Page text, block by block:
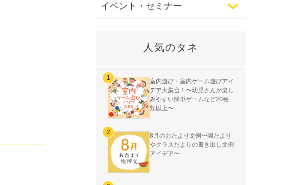
イベント・セミナー
人気のタネ
室内遊び・室内ゲーム遊びアイ
デア大集合！〜幼児さんが楽し
みやすい簡単ゲームなど20種
類以上〜
8月のおたより文例〜園だより
やクラスだよりの書き出し文例
アイデア〜